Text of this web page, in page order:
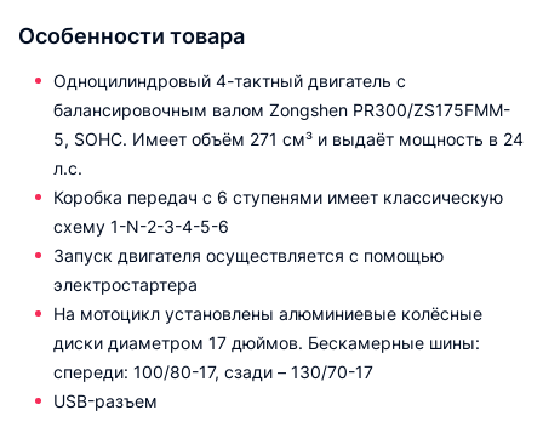
Особенности товара
Одноцилиндровый 4-тактный двигатель с
балансировочным валом Zongshen PR300/ZS175FMM-
5, SOHC. Имеет объём 271 см³ и выдаёт мощность в 24
л.с.
Коробка передач с 6 ступенями имеет классическую
схему 1-N-2-3-4-5-6
Запуск двигателя осуществляется с помощью
электростартера
На мотоцикл установлены алюминиевые колёсные
диски диаметром 17 дюймов. Бескамерные шины:
cпереди: 100/80-17, сзади – 130/70-17
USB-разъем